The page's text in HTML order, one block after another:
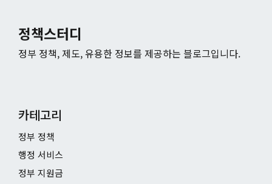
정책스터디
정부 정책, 제도, 유용한 정보를 제공하는 블로그입니다.
카테고리
정부 정책
행정 서비스
정부 지원금